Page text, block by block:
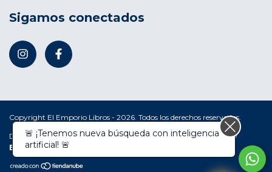
Sigamos conectados
Copyright El Emporio Libros - 2026. Todos los derechos reservados.
Defensa de las y los consumidores. Para reclamos ingresá acá. /
Botón de arrepentimiento